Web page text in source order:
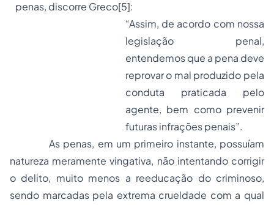
penas, discorre Greco[5]:
“Assim, de acordo com nossa
legislação penal,
entendemos que a pena deve
reprovar o mal produzido pela
conduta praticada pelo
agente, bem como prevenir
futuras infrações penais”.
As penas, em um primeiro instante, possuíam
natureza meramente vingativa, não intentando corrigir
o delito, muito menos a reeducação do criminoso,
sendo marcadas pela extrema crueldade com a qual